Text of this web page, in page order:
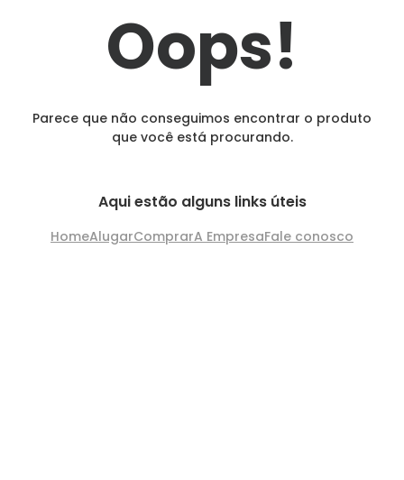
Oops!
Parece que não conseguimos encontrar o produto
que você está procurando.
Aqui estão alguns links úteis
HomeAlugarComprarA EmpresaFale conosco